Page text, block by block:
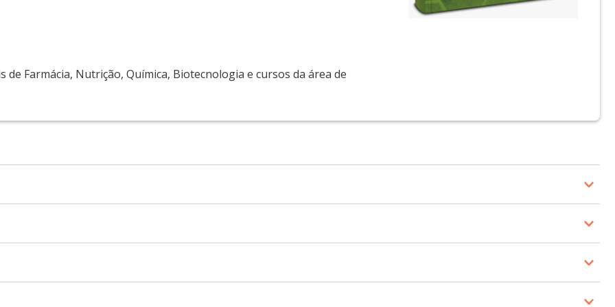
Farmácia, Nutrição, Química, Biotecnologia e cursos da área de
Itajaí (Univali) com doutorado em Fisiologia Humana pelo Departamento de Fisiologia e Biofísica do Instituto de
Trabalhou como pós-doc na Universidade Técnica de Munique (TUM) e no Instituto Francês de Pesquisa
Farmacêuticas da USP (FCF-USP), atuando na área de nutrição e metabolismo.
Federal do Mato Grosso do Sul (UFMS), doutor pela Faculdade de Ciências Farmacêuticas de
e pós-doutor pela Universidade de Ruhr Bochum. Atualmente é professor de Farmacognosia na Faculdade de
Crnkovic